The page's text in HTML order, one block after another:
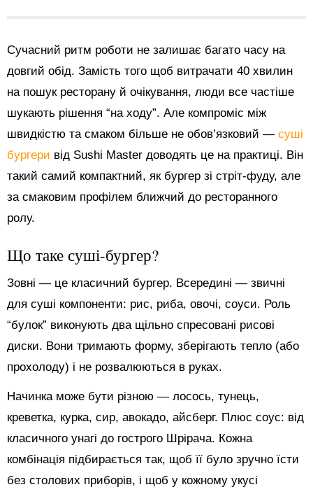
Сучасний ритм роботи не залишає багато часу на
довгий обід. Замість того щоб витрачати 40 хвилин
на пошук ресторану й очікування, люди все частіше
шукають рішення “на ходу”. Але компроміс між
швидкістю та смаком більше не обов’язковий — суші
бургери від Sushi Master доводять це на практиці. Він
такий самий компактний, як бургер зі стріт-фуду, але
за смаковим профілем ближчий до ресторанного
ролу.
Що таке суші-бургер?
Зовні — це класичний бургер. Всередині — звичні
для суші компоненти: рис, риба, овочі, соуси. Роль
“булок” виконують два щільно спресовані рисові
диски. Вони тримають форму, зберігають тепло (або
прохолоду) і не розвалюються в руках.
Начинка може бути різною — лосось, тунець,
креветка, курка, сир, авокадо, айсберг. Плюс соус: від
класичного унагі до гострого Шрірача. Кожна
комбінація підбирається так, щоб її було зручно їсти
без столових приборів, і щоб у кожному укусі